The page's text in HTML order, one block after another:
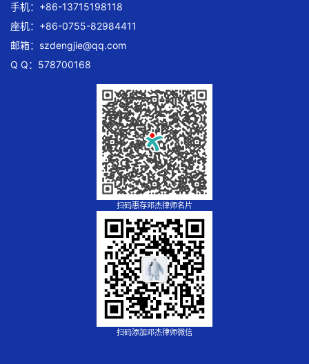
手机：+86-13715198118
座机：+86-0755-82984411
邮箱： szdengjie@qq.com
Q Q：578700168
扫码惠存邓杰律师名片
扫码添加邓杰律师微信